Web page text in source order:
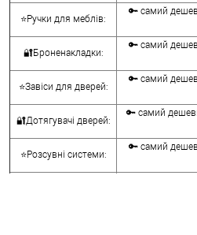
⭐Ручки для меблів:
🔑 самий
🔐Броненакладки:
🔑 самий
⭐Завіси для дверей:
🔑 самий
🔐Дотягувачі дверей:
🔑 самий
⭐Розсувні системи:
🔑 самий